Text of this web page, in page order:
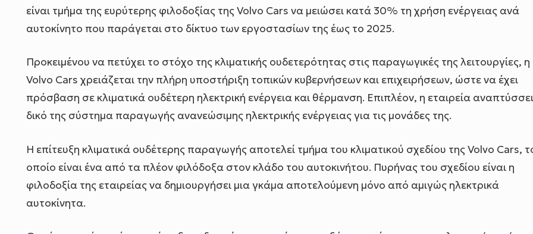
είναι τμήμα της ευρύτερης φιλοδοξίας της Volvo Cars να μειώσει κατά 30% τη χρήση ενέργειας ανά
αυτοκίνητο που παράγεται στο δίκτυο των εργοστασίων της έως το 2025.
Προκειμένου να πετύχει το στόχο της κλιματικής ουδετερότητας στις παραγωγικές της λειτουργίες, η
Volvo Cars χρειάζεται την πλήρη υποστήριξη τοπικών κυβερνήσεων και επιχειρήσεων, ώστε να έχει
πρόσβαση σε κλιματικά ουδέτερη ηλεκτρική ενέργεια και θέρμανση. Επιπλέον, η εταιρεία
δικό της σύστημα παραγωγής ανανεώσιμης ηλεκτρικής ενέργειας για τις μονάδες της.
Η επίτευξη κλιματικά ουδέτερης παραγωγής αποτελεί τμήμα του κλιματικού σχεδίου της Volvo Cars,
οποίο είναι ένα από τα πλέον φιλόδοξα στον κλάδο του αυτοκινήτου. Πυρήνας του σχεδίου είναι η
φιλοδοξία της εταιρείας να δημιουργήσει μια γκάμα αποτελούμενη μόνο από αμιγώς ηλεκτρικά
αυτοκίνητα.